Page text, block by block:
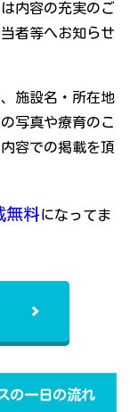
内容の充実のご
者等へお知らせ
施設名・所在地
写真や療育のこ
容での掲載を頂
無料になってま
の一日の流れ